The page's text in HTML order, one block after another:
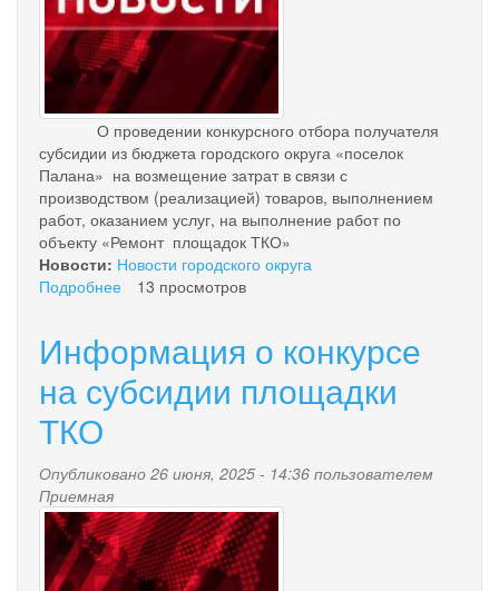
О проведении конкурсного отбора получателя
субсидии из бюджета городского округа «поселок
Палана» на возмещение затрат в связи с
производством (реализацией) товаров, выполнением
работ, оказанием услуг, на выполнение работ по
объекту «Ремонт площадок ТКО»
Новости: Новости городского округа
Подробнее
конкурсе
на
субсидии
13 просмотров
Информация о конкурсе
на субсидии площадки
ТКО
Опубликовано 26 июня, 2025 - 14:36 пользователем
Приемная
news-
palana.jpg